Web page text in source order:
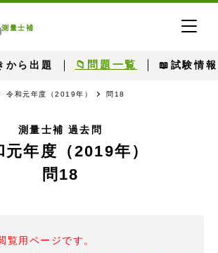
測量士補
から出題 📁問題一覧 📖試験情報
令和元年度（2019年） 問18
測量士補 過去問
元年度（2019年）
問18
覧用ページです。